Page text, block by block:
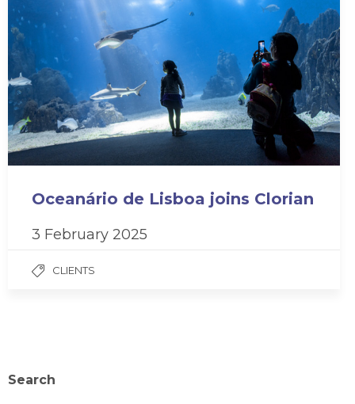
Oceanário de Lisboa joins Clorian
3 February 2025
CLIENTS
Search